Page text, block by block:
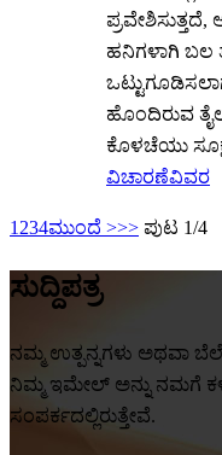
ಪ್ರವೇಶಿಸುತ್ತದೆ,
ಹನಿಗಳಾಗಿ ಬಲ
ಹೊಂದಿರುವ
ಕೊಳಚೆಯು
ವಿಚಾರಣೆವಿವರ
1 234ಮುಂದೆ >>> ಪುಟ 1/4
ಸುದ್ದಿಪತ್ರ
ನಮ್ಮ ಉತ್ಪನ್ನಗಳು ಅಥವಾ
ನಿಮ್ಮ ಇಮೇಲ್ ಅನ್ನು ನಮಗೆ
ಸಂಪರ್ಕದಲ್ಲಿರುತ್ತೇವೆ.